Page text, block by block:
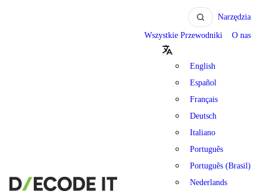
Narzędzia
Wszystkie Przewodniki O nas
English
Español
Français
Deutsch
Italiano
Português
Português (Brasil)
Nederlands